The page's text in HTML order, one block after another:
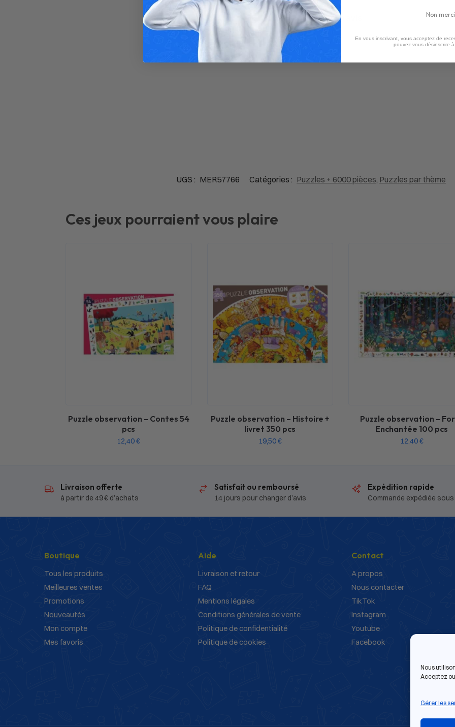
Nous
Acceptez
Gérer les
Aucun avis
UGS : MER57766 Catégories : Puzzles + 6000 pièces, Puzzles par thème
Ces jeux pourraient vous plaire
Puzzle observation – Contes 54
pcs
12,40€
Puzzle observation – Histoire +
livret 350 pcs
19,50€
Puzzle observation –
Enchantée 100 pcs
12,40€
Livraison offerte
à partir de 49 € d’achats
Satisfait ou remboursé
14 jours pour changer d’avis
Expédition rapide
Commande expédiée
Boutique
Tous les produits
Meilleures ventes
Promotions
Nouveautés
Mon compte
Mes favoris
Aide
Livraison et retour
FAQ
Mentions légales
Conditions générales de vente
Politique de confidentialité
Politique de cookies
Contact
A propos
Nous contacter
TikTok
Instagram
Youtube
Facebook
Non merci
En vous inscrivant, vous acceptez de
pouvez vous désinscrire